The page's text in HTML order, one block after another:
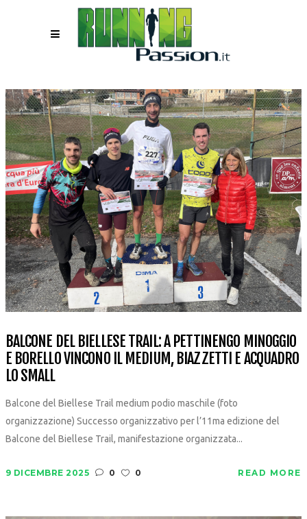
BALCONE DEL BIELLESE TRAIL: A PETTINENGO MINOGGIO
E BORELLO VINCONO IL MEDIUM, BIAZZETTI E ACQUADRO
LO SMALL
Balcone del Biellese Trail medium podio maschile (foto
organizzazione) Successo organizzativo per l’11ma edizione del
Balcone del Biellese Trail, manifestazione organizzata...
9 DICEMBRE 2025 0 0 READ MORE